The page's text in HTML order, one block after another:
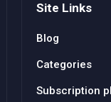
Site Links
Blog
Categories
Subscription